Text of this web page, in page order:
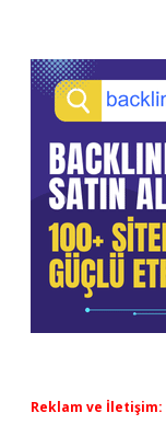
Reklam ve İletişim: